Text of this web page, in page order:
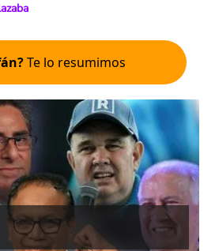
Te lo resumimos